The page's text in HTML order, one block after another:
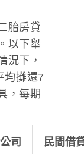
胎房貸
以下舉
況下，
均攤還7
，每期
司
民間借